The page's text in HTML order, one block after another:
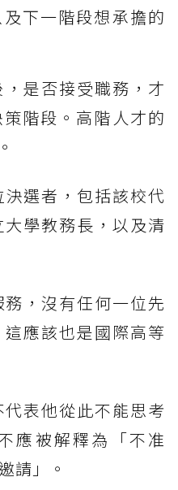
下一階段想承擔的
是否接受職務，才
階段。高階人才的
選者，包括該校代
學教務長，以及清
，沒有任何一位先
應該也是國際高等
表他從此不能思考
應被解釋為「不准
請」。